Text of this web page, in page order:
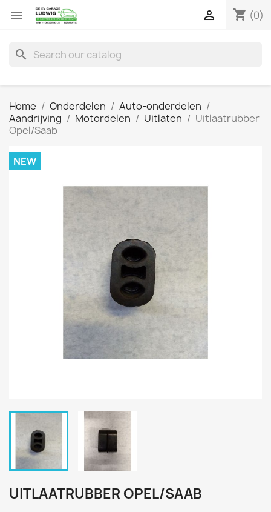
 shopping_cart (0)

search
Home Onderdelen
Auto-onderdelen
Aandrijving
Motordelen Uitlaten
Uitlaatrubber
Opel/Saab
NEW
UITLAATRUBBER OPEL/SAAB